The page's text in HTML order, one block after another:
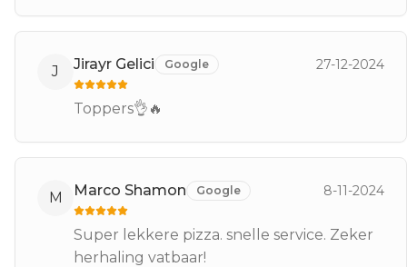
J Jirayr Gelici Google 27-12-2024
Toppers👌🔥
M Marco Shamon Google 8-11-2024
Super lekkere pizza. snelle service. Zeker
herhaling vatbaar!